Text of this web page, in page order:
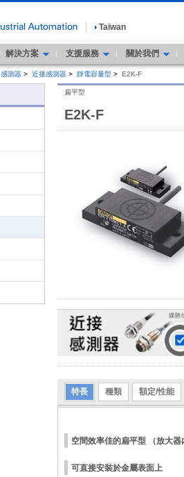
Taiwan
解決方案 支援服務 關於我們
感測器 > 近接感測器 > 靜電容量型 > E2K-F
E2K-F
扁平型
特長 種類 額定/性能
空間效率佳的扁平型 （放大
可直接安裝於金屬表面上